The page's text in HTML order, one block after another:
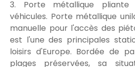
3. Porte métallique
véhicules. Porte métallique
manuelle pour l'accès des
est l'une des principales
loisirs d'Europe. Bordée de
plages préservées, sa